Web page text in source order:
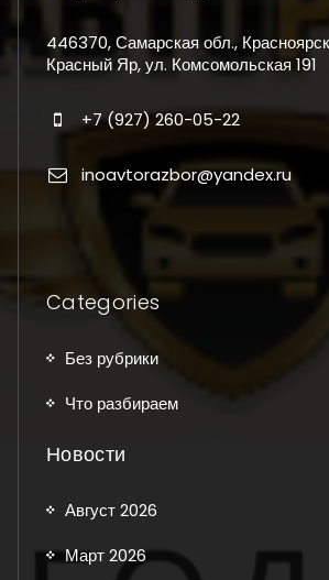
446370, Самарская обл.,
Красный Яр, ул. Комсомольская 191
+7 (927) 260-05-22
inoavtorazbor@yandex.ru
Categories
Без рубрики
Что разбираем
Новости
Август 2026
Март 2026